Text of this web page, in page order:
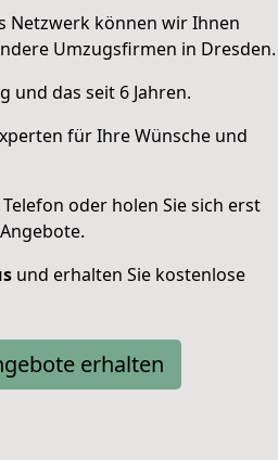
Netzwerk können wir Ihnen
Umzugsfirmen in Dresden.
und das seit 6 Jahren.
für Ihre Wünsche und
oder holen Sie sich erst
und erhalten Sie kostenlose
erhalten